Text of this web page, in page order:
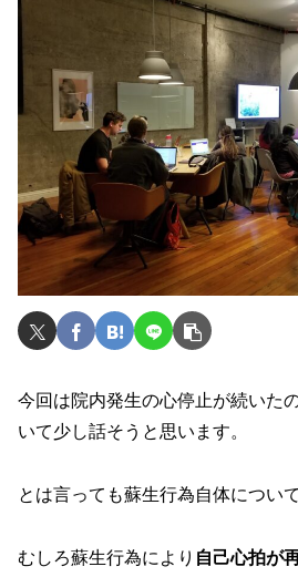
今回は院内発生の心停止が続いた
いて少し話そうと思います。
とは言っても蘇生行為自体につい
むしろ蘇生行為により 自己心拍が